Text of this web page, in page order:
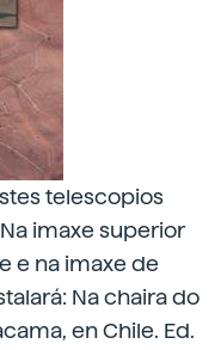
telescopios
imaxe superior
e na imaxe de
Na chaira do
en Chile. Ed.